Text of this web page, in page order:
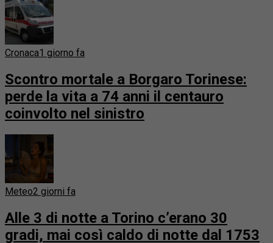
Cronaca1 giorno fa
Scontro mortale a Borgaro Torinese:
perde la vita a 74 anni il centauro
coinvolto nel sinistro
Meteo2 giorni fa
Alle 3 di notte a Torino c’erano 30
gradi, mai così caldo di notte dal 1753